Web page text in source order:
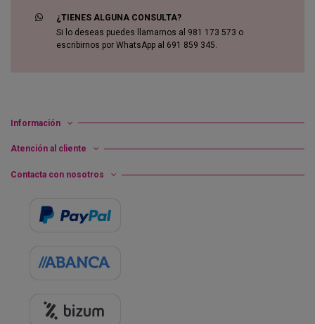
¿TIENES ALGUNA CONSULTA?
Si lo deseas puedes llamarnos al 981 173 573 o
escribirnos por WhatsApp al 691 859 345.
Información
Atención al cliente
Contacta con nosotros